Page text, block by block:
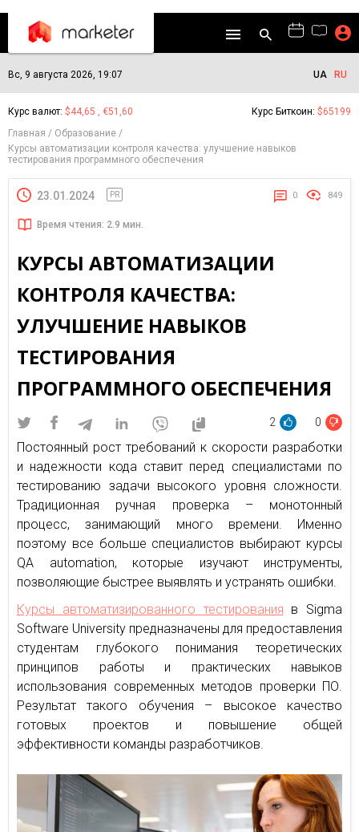
Вс, 9 августа 2026, 19:07 UA RU
Курс валют: $44,65 , €51,60 Курс Биткоин: $65199
Главная
Образование
Курсы автоматизации контроля качества: улучшение навыков
тестирования программного обеспечения
23.01.2024 PR 0 849
Время чтения: 2.9 мин.
КУРСЫ АВТОМАТИЗАЦИИ
КОНТРОЛЯ КАЧЕСТВА:
УЛУЧШЕНИЕ НАВЫКОВ
ТЕСТИРОВАНИЯ
ПРОГРАММНОГО ОБЕСПЕЧЕНИЯ
2 0
Постоянный рост требований к скорости разработки
и надежности кода ставит перед специалистами по
тестированию задачи высокого уровня сложности.
Традиционная ручная проверка – монотонный
процесс, занимающий много времени. Именно
поэтому все больше специалистов выбирают курсы
QA automation, которые изучают инструменты,
позволяющие быстрее выявлять и устранять ошибки.
Курсы автоматизированного тестирования в Sigma
Software University предназначены для предоставления
студентам глубокого понимания теоретических
принципов работы и практических навыков
использования современных методов проверки ПО.
Результат такого обучения – высокое качество
готовых проектов и повышение общей
эффективности команды разработчиков.